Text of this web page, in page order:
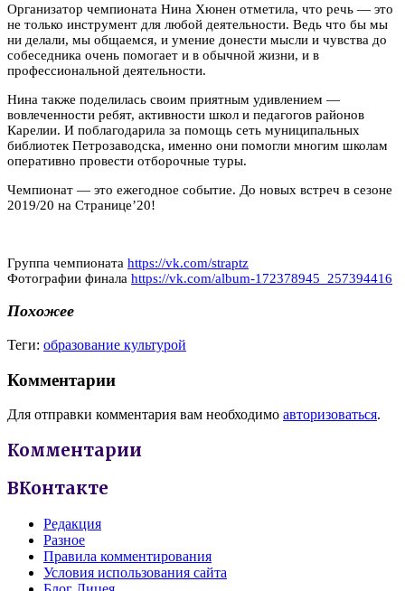
Организатор чемпионата Нина Хюнен отметила, что речь — это
не только инструмент для любой деятельности. Ведь что бы мы
ни делали, мы общаемся, и умение донести мысли и чувства до
собеседника очень помогает и в обычной жизни, и в
профессиональной деятельности.
Нина также поделилась своим приятным удивлением —
вовлеченности ребят, активности школ и педагогов районов
Карелии. И поблагодарила за помощь сеть муниципальных
библиотек Петрозаводска, именно они помогли многим школам
оперативно провести отборочные туры.
Чемпионат — это ежегодное событие. До новых встреч в сезоне
2019/20 на Странице’20!
Группа чемпионата https://vk.com/straptz
Фотографии финала https://vk.com/album-172378945_257394416
Похожее
Теги: образование культурой
Комментарии
Для отправки комментария вам необходимо авторизоваться.
Комментарии
ВКонтакте
Редакция
Разное
Правила комментирования
Условия использования сайта